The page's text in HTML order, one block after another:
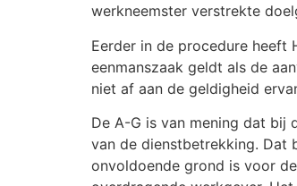
werkneemster verstrekte
Eerder in de procedure heeft
eenmanszaak geldt als de
niet af aan de geldigheid
De A-G is van mening dat bij
van de dienstbetrekking. Dat
onvoldoende grond is voor